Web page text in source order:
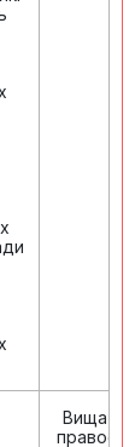
Вища